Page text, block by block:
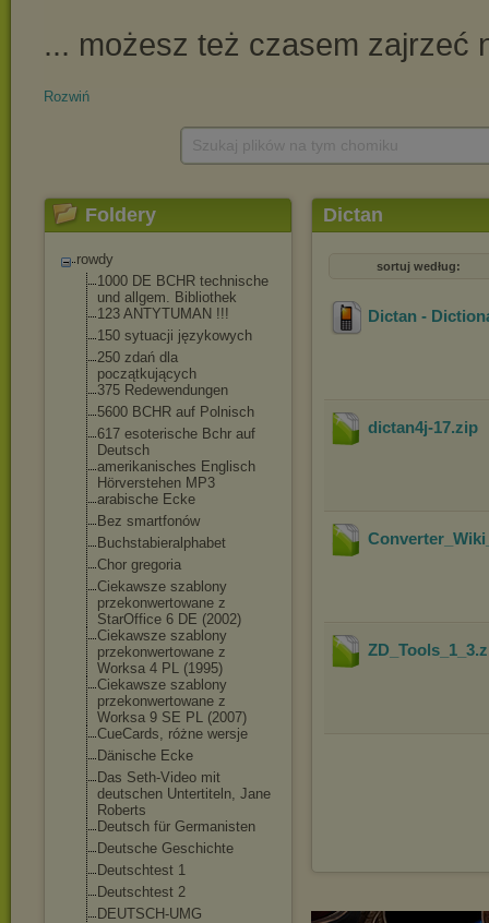
Rozwiń
Foldery
rowdy
1000 DE BCHR technische
und allgem. Bibliothek
123 ANTYTUMAN !!!
150 sytuacji językowych
250 zdań dla
początkujących
375 Redewendungen
5600 BCHR auf Polnisch
617 esoterische Bchr auf
Deutsch
amerikanisches Englisch
Hörverstehen MP3
arabische Ecke
Bez smartfonów
Buchstabieralphabet
Chor gregoria
Ciekawsze szablony
przekonwertowane z
StarOffice 6 DE (2002)
Ciekawsze szablony
przekonwertowane z
Worksa 4 PL (1995)
Ciekawsze szablony
przekonwertowane z
Worksa 9 SE PL (2007)
CueCards, różne wersje
Dänische Ecke
Das Seth-Video mit
deutschen Untertiteln, Jane
Roberts
Deutsch für Germanisten
Deutsche Geschichte
Deutschtest 1
Deutschtest 2
DEUTSCH-UMG
Dictan
sortuj według:
Dictan -
dictan4j-17.zip
ZD_Tools_1_3